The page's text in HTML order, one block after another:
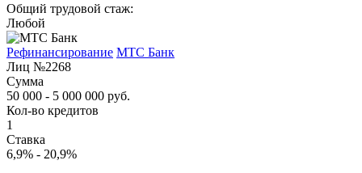
Общий трудовой стаж:
Любой
Рефинансирование МТС Банк
Лиц №2268
Сумма
50 000 - 5 000 000 руб.
Кол-во кредитов
1
Ставка
6,9% - 20,9%